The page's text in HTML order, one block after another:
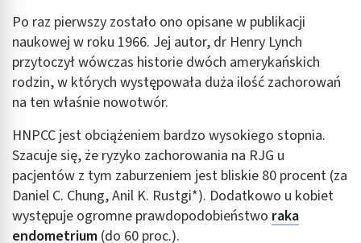
Po raz pierwszy zostało ono opisane w publikacji
naukowej w roku 1966. Jej autor, dr Henry Lynch
przytoczył wówczas historie dwóch amerykańskich
rodzin, w których występowała duża ilość zachorowań
na ten właśnie nowotwór.
HNPCC jest obciążeniem bardzo wysokiego stopnia.
Szacuje się, że ryzyko zachorowania na RJG u
pacjentów z tym zaburzeniem jest bliskie 80 procent (za
Daniel C. Chung, Anil K. Rustgi*). Dodatkowo u kobiet
występuje ogromne prawdopodobieństwo raka
endometrium (do 60 proc.).